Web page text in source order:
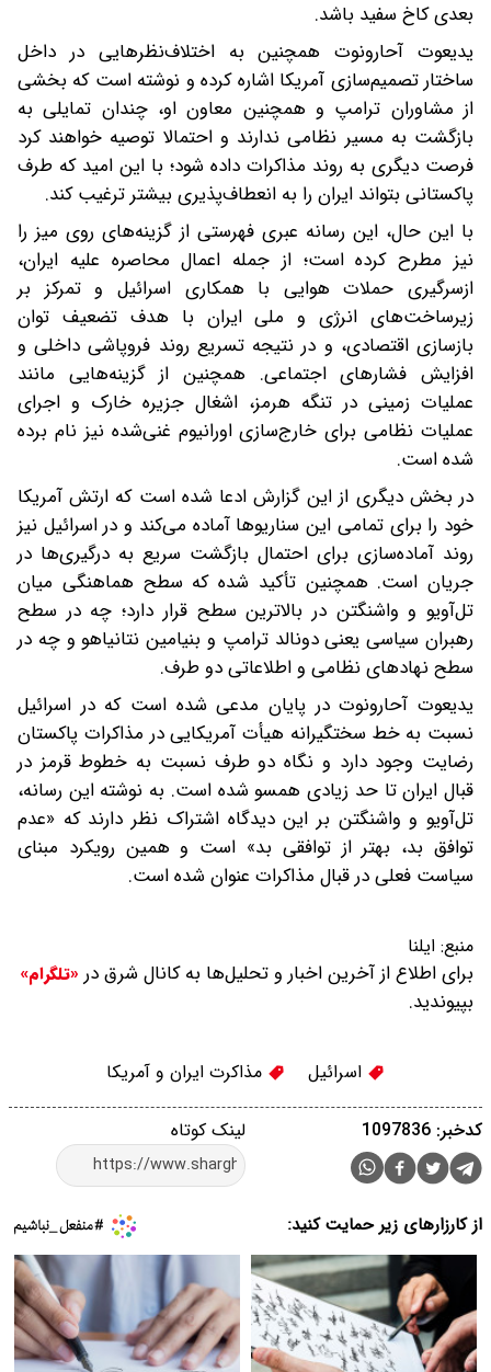
بعدی کاخ سفید باشد.
یدیعوت آحارونوت همچنین به اختلاف‌نظرهایی در داخل
ساختار تصمیم‌سازی آمریکا اشاره کرده و نوشته است که بخشی
از مشاوران ترامپ و همچنین معاون او، چندان تمایلی به
بازگشت به مسیر نظامی ندارند و احتمالا توصیه خواهند کرد
فرصت دیگری به روند مذاکرات داده شود؛ با این امید که طرف
پاکستانی بتواند ایران را به انعطاف‌پذیری بیشتر ترغیب کند.
با این حال، این رسانه عبری فهرستی از گزینه‌های روی میز را
نیز مطرح کرده است؛ از جمله اعمال محاصره علیه ایران،
ازسرگیری حملات هوایی با همکاری اسرائیل و تمرکز بر
زیرساخت‌های انرژی و ملی ایران با هدف تضعیف توان
بازسازی اقتصادی، و در نتیجه تسریع روند فروپاشی داخلی و
افزایش فشارهای اجتماعی. همچنین از گزینه‌هایی مانند
عملیات زمینی در تنگه هرمز، اشغال جزیره خارک و اجرای
عملیات نظامی برای خارج‌سازی اورانیوم غنی‌شده نیز نام برده
شده است.
در بخش دیگری از این گزارش ادعا شده است که ارتش آمریکا
خود را برای تمامی این سناریوها آماده می‌کند و در اسرائیل نیز
روند آماده‌سازی برای احتمال بازگشت سریع به درگیری‌ها در
جریان است. همچنین تأکید شده که سطح هماهنگی میان
تل‌آویو و واشنگتن در بالاترین سطح قرار دارد؛ چه در سطح
رهبران سیاسی یعنی دونالد ترامپ و بنیامین نتانیاهو و چه در
سطح نهادهای نظامی و اطلاعاتی دو طرف.
یدیعوت آحارونوت در پایان مدعی شده است که در اسرائیل
نسبت به خط سختگیرانه هیأت آمریکایی در مذاکرات پاکستان
رضایت وجود دارد و نگاه دو طرف نسبت به خطوط قرمز در
قبال ایران تا حد زیادی همسو شده است. به نوشته این رسانه،
تل‌آویو و واشنگتن بر این دیدگاه اشتراک نظر دارند که «عدم
توافق بد، بهتر از توافقی بد» است و همین رویکرد مبنای
سیاست فعلی در قبال مذاکرات عنوان شده است.
منبع: ایلنا
برای اطلاع از آخرین اخبار و تحلیل‌ها به کانال شرق در «تلگرام»
بپیوندید.
اسرائیل مذاکرت ایران و آمریکا
لینک کوتاه کدخبر: 1097836
از کارزارهای زیر حمایت کنید: